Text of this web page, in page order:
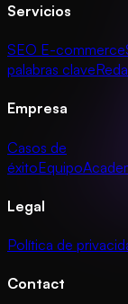
Servicios
SEO E-commerce
palabras clave
Empresa
Casos de
éxitoEquipo
Legal
Política de
Contact